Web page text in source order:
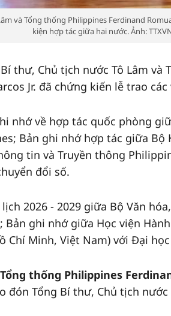
và Tổng thống Philippines Ferdinand
kiện hợp tác giữa hai nước. Ảnh:
thư, Chủ tịch nước Tô Lâm và
Jr. đã chứng kiến lễ trao
nhớ về hợp tác quốc phòng
Bản ghi nhớ hợp tác giữa Bộ
tin và Truyền thông
đổi số.
2026 - 2029 giữa Bộ Văn
Bản ghi nhớ giữa Học viện
Chí Minh, Việt Nam) với Đại
Tổng thống Philippines
đón Tổng Bí thư, Chủ tịch nước